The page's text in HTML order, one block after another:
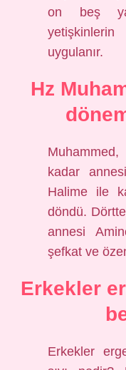
on beş
uygulanır.
Hz
kadar
Halime ile
döndü.
annesi
şefkat ve
Erkekler
Erkekler